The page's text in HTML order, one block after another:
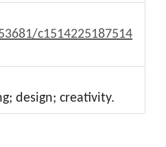
c1514225187514
design; creativity.